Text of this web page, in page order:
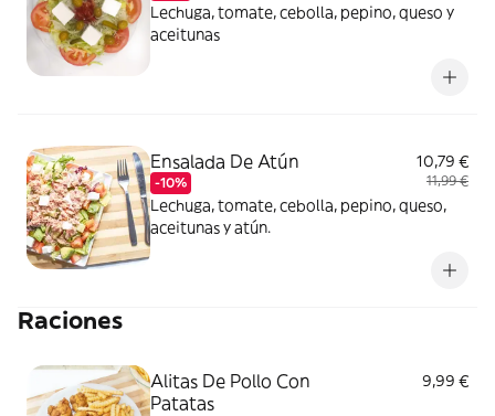
Lechuga, tomate, cebolla, pepino, queso y
aceitunas
Ensalada De Atún
-10%
10,79 €
11,99 €
Lechuga, tomate, cebolla, pepino, queso,
aceitunas y atún.
Raciones
Alitas De Pollo Con
Patatas
9,99 €